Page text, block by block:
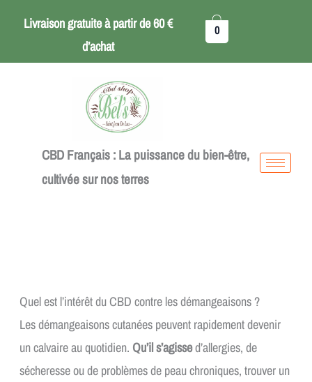
Livraison gratuite à partir de 60 €
d’achat
0
CBD Français : La puissance du bien-être,
cultivée sur nos terres
Quel est l’intérêt du CBD contre les démangeaisons ?
Les démangeaisons cutanées peuvent rapidement devenir
un calvaire au quotidien. Qu’il s’agissed’allergies, de
sécheresse ou de problèmes de peau chroniques, trouver un